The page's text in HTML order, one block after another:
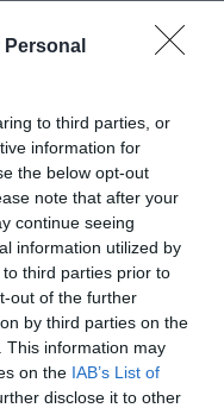
to third parties, or
information for
the below opt-out
note that after your
continue seeing
information utilized by
third parties prior to
out of the further
by third parties on the
This information may
on the IAB’s List of
disclose it to other